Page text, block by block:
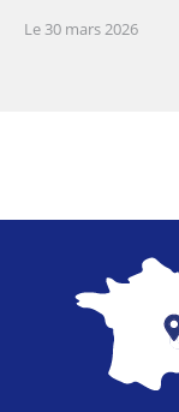
Le 30 mars 2026